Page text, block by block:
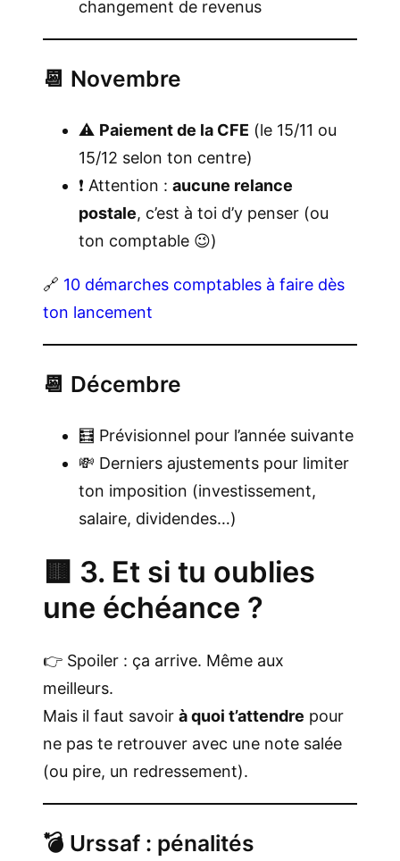
changement de revenus
📆 Novembre
⚠️ Paiement de la CFE (le 15/11 ou
15/12 selon ton centre)
❗ Attention : aucune relance
postale, c’est à toi d’y penser (ou
ton comptable 😉)
🔗 10 démarches comptables à faire dès
ton lancement
📆 Décembre
🧮 Prévisionnel pour l’année suivante
💸 Derniers ajustements pour limiter
ton imposition (investissement,
salaire, dividendes…)
🟨 3. Et si tu oublies
une échéance ?
👉 Spoiler : ça arrive. Même aux
meilleurs.
Mais il faut savoir à quoi t’attendre pour
ne pas te retrouver avec une note salée
(ou pire, un redressement).
💣 Urssaf : pénalités